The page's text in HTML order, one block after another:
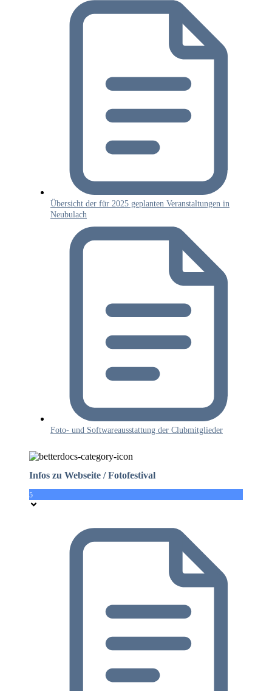
Übersicht der für 2025 geplanten Veranstaltungen in
Neubulach
Foto- und Softwareausstattung der Clubmitglieder
Infos zu Webseite / Fotofestival
5